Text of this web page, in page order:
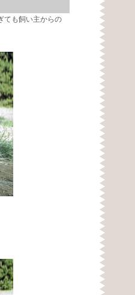
ても飼い主からの